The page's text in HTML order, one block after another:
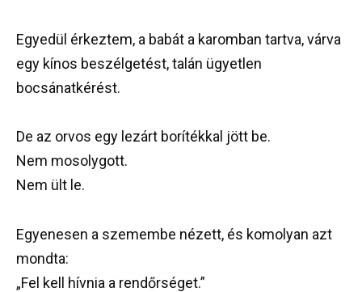
Egyedül érkeztem, a babát a karomban tartva, várva
egy kínos beszélgetést, talán ügyetlen
bocsánatkérést.
De az orvos egy lezárt borítékkal jött be.
Nem mosolygott.
Nem ült le.
Egyenesen a szemembe nézett, és komolyan azt
mondta:
„Fel kell hívnia a rendőrséget.”